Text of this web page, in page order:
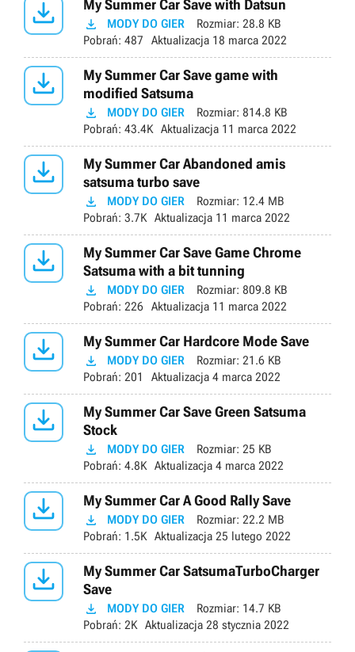
 My Summer Car Save with Datsun
 MODY DO GIER Rozmiar: 28.8 KB
Pobrań: 487 Aktualizacja 18 marca 2022

My Summer Car Save game with
modified Satsuma
 MODY DO GIER Rozmiar: 814.8 KB
Pobrań: 43.4K Aktualizacja 11 marca 2022

My Summer Car Abandoned amis
satsuma turbo save
 MODY DO GIER Rozmiar: 12.4 MB
Pobrań: 3.7K Aktualizacja 11 marca 2022

My Summer Car Save Game Chrome
Satsuma with a bit tunning
 MODY DO GIER Rozmiar: 809.8 KB
Pobrań: 226 Aktualizacja 11 marca 2022
 My Summer Car Hardcore Mode Save
 MODY DO GIER Rozmiar: 21.6 KB
Pobrań: 201 Aktualizacja 4 marca 2022

My Summer Car Save Green Satsuma
Stock
 MODY DO GIER Rozmiar: 25 KB
Pobrań: 4.8K Aktualizacja 4 marca 2022
 My Summer Car A Good Rally Save
 MODY DO GIER Rozmiar: 22.2 MB
Pobrań: 1.5K Aktualizacja 25 lutego 2022

My Summer Car SatsumaTurboCharger
Save
 MODY DO GIER Rozmiar: 14.7 KB
Pobrań: 2K Aktualizacja 28 stycznia 2022